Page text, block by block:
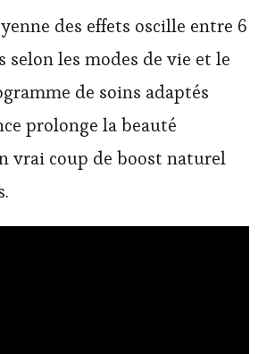
des effets oscille entre 6
selon les modes de vie et le
de soins adaptés
prolonge la beauté
vrai coup de boost naturel